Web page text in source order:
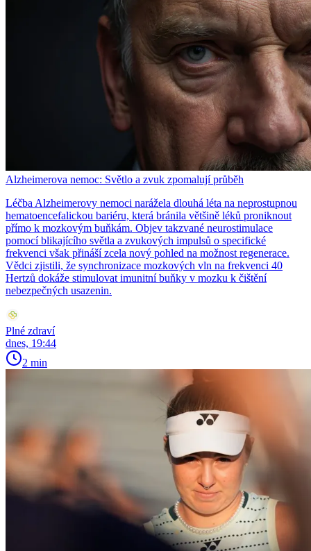
Alzheimerova nemoc: Světlo a zvuk zpomalují průběh
Léčba Alzheimerovy nemoci narážela dlouhá léta na neprostupnou
hematoencefalickou bariéru, která bránila většině léků proniknout
přímo k mozkovým buňkám. Objev takzvané neurostimulace
pomocí blikajícího světla a zvukových impulsů o specifické
frekvenci však přináší zcela nový pohled na možnost regenerace.
Vědci zjistili, že synchronizace mozkových vln na frekvenci 40
Hertzů dokáže stimulovat imunitní buňky v mozku k čištění
nebezpečných usazenin.
Plné zdraví
dnes, 19:44
2 min